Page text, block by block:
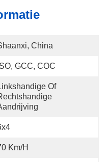
China
ISO, GCC, COC
Of
Km/h